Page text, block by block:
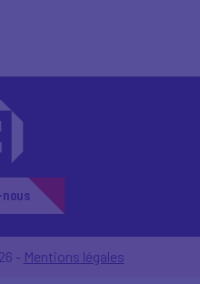
- Mentions légales